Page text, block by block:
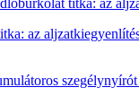
az